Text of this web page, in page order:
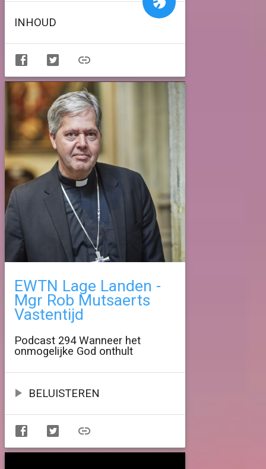
INHOUD
EWTN Lage Landen -
Mgr Rob Mutsaerts
Vastentijd
Podcast 294 Wanneer het
onmogelijke God onthult
BELUISTEREN